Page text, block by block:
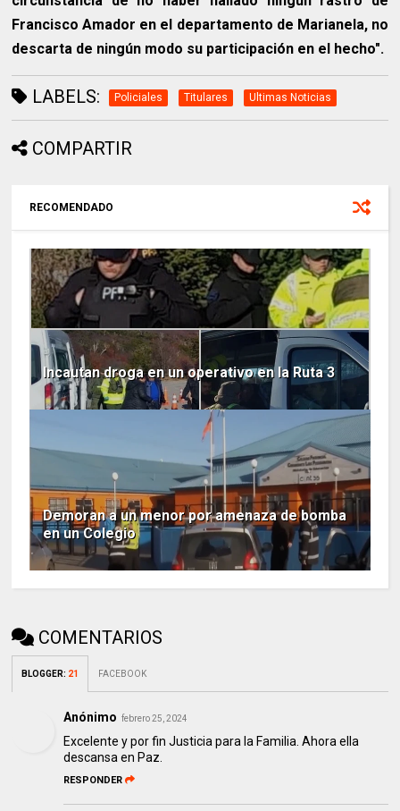
Francisco Amador en el departamento de Marianela, no
descarta de ningún modo su participación en el hecho".
LABELS: Policiales Titulares Ultimas Noticias
COMPARTIR
RECOMENDADO
Incautan droga en un operativo en la Ruta 3
Demoran a un menor por amenaza de bomba
en un Colegio
COMENTARIOS
BLOGGER: 21 FACEBOOK
Anónimo febrero 25, 2024
Excelente y por fin Justicia para la Familia. Ahora ella
descansa en Paz.
RESPONDER